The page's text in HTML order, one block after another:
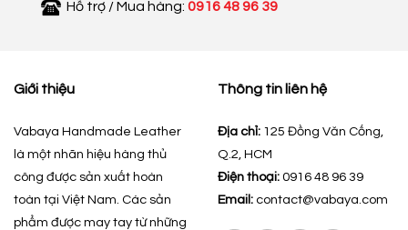
Hỗ trợ / Mua hàng: 0916 48 96 39
Giới thiệu
Vabaya Handmade Leather
là một nhãn hiệu hàng thủ
công được sản xuất hoàn
toàn tại Việt Nam. Các sản
phẩm được may tay từ những
Thông tin liên hệ
Địa chỉ: 125 Đồng Văn Cống,
Q.2, HCM
Điện thoại: 0916 48 96 39
Email: contact@vabaya.com